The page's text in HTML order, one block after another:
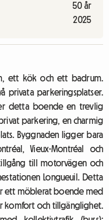
50 år
2025
ett kök och ett badrum.
privata parkeringsplatser.
detta boende en trevlig
parkering, en charmig
Byggnaden ligger bara
Vieux-Montréal och
till motorvägen och
Longueuil. Detta
ett möblerat boende med
komfort och tillgänglighet.